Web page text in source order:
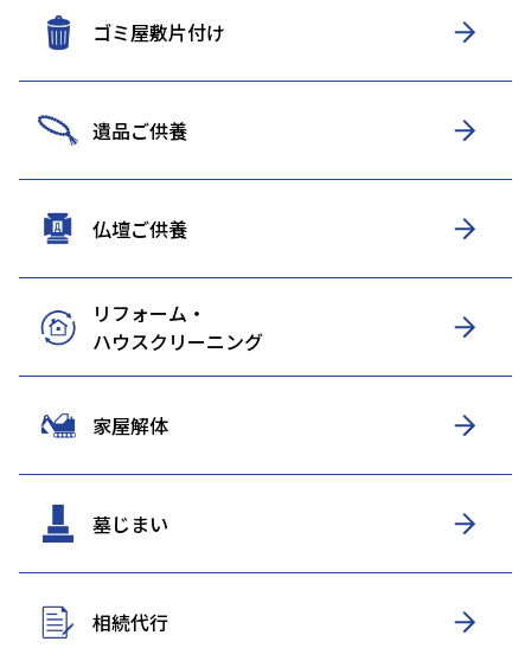
ゴミ屋敷片付け
遺品ご供養
仏壇ご供養
リフォーム・
ハウスクリーニング
家屋解体
墓じまい
相続代行